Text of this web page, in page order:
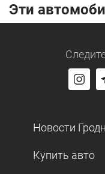
Эти
Новости
Купить авто